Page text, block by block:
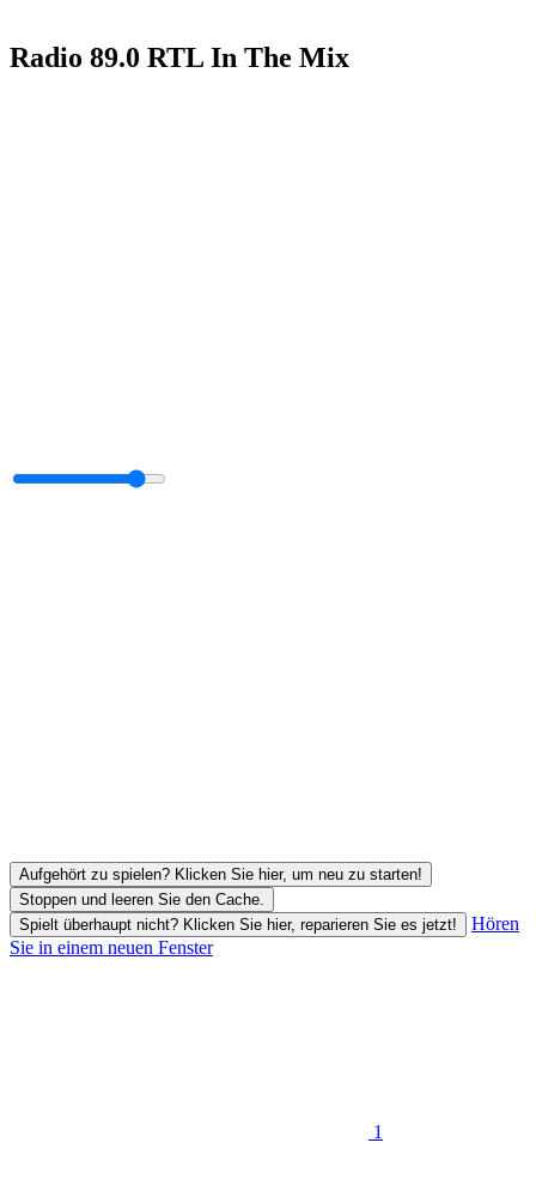
Radio 89.0 RTL In The Mix
Aufgehört zu spielen? Klicken Sie hier, um neu zu starten!
Stoppen und leeren Sie den Cache.
Spielt überhaupt nicht? Klicken Sie hier, reparieren Sie es jetzt!
Hören
Sie in einem neuen Fenster
1